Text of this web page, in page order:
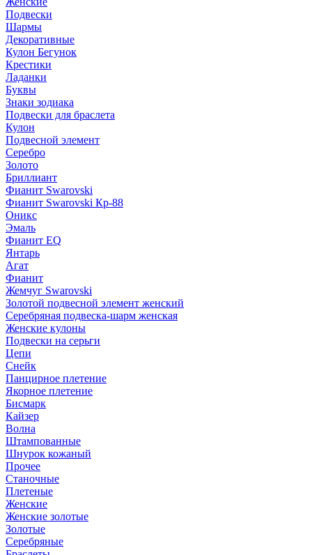
Подвески
Шармы
Декоративные
Кулон Бегунок
Крестики
Ладанки
Буквы
Знаки зодиака
Подвески для браслета
Кулон
Подвесной элемент
Серебро
Золото
Бриллиант
Фианит Swarovski
Фианит Swarovski Кр-88
Оникс
Эмаль
Фианит EQ
Янтарь
Агат
Фианит
Жемчуг Swarovski
Золотой подвесной элемент женcкий
Серебряная подвеска-шарм женская
Женские кулоны
Подвески на серьги
Цепи
Снейк
Панцирное плетение
Якорное плетение
Бисмарк
Кайзер
Волна
Штампованные
Шнурок кожаный
Прочее
Станочные
Плетеные
Женские
Женские золотые
Золотые
Серебряные